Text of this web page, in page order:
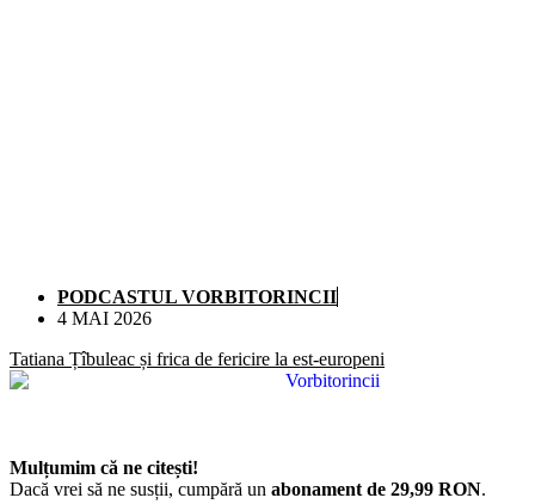
PODCASTUL VORBITORINCII
4 MAI 2026
Tatiana Țîbuleac și frica de fericire la est-europeni
Mulțumim că ne citești!
Dacă vrei să ne susții, cumpără un abonament de 29,99 RON.